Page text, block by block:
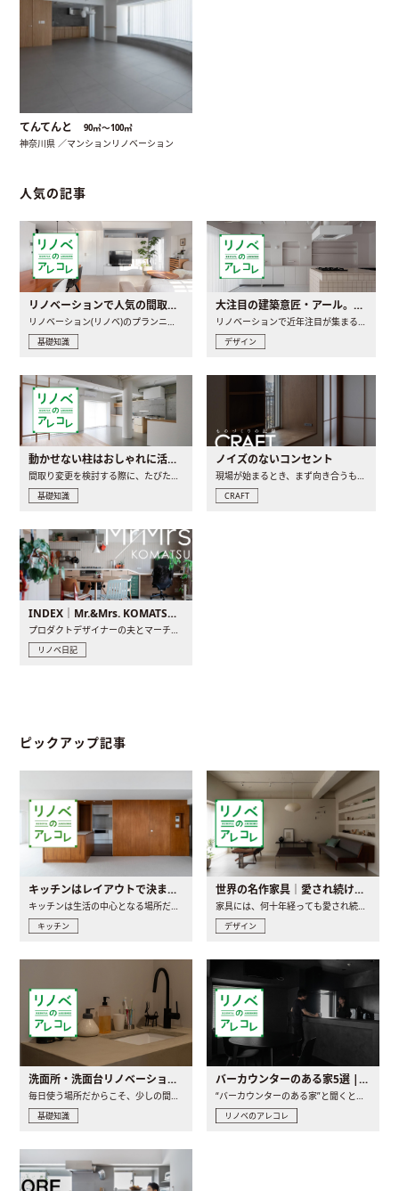
てんてんと 90㎡〜100㎡
神奈川県 ／マンションリノベーション
人気の記事
リノベーションで人気の間取りとは？トレンドの間取りと実例を徹底解説
リノベーション(リノベ)のプランニングで一番最初に決めるのは..
基礎知識
大注目の建築意匠・アール。人気の理由と空間に取り入れるポイント
リノベーションで近年注目が集まる建築意匠の一つであるアール..
デザイン
動かせない柱はおしゃれに活用！柱を魅せるリノベーション(リノベ)4選
間取り変更を検討する際に、たびたび皆さんの頭を悩ませる動か..
基礎知識
ノイズのないコンセント
現場が始まるとき、まず向き合うものの一つがコンセントです..
CRAFT
INDEX｜Mr.&Mrs. KOMATSU renovation diary
プロダクトデザイナーの夫とマーチャンダイザーの妻が、夫婦で..
リノベ日記
ピックアップ記事
キッチンはレイアウトで決まる。後悔しないための考え方と選び方
キッチンは生活の中心となる場所だからこそ、家の中のどこに置..
キッチン
世界の名作家具｜愛され続ける理由と一生モノとの出会い方
家具には、何十年経っても愛され続ける「名作」と呼ばれるもの..
デザイン
洗面所・洗面台リノベーションの事例と間取りアイデア
毎日使う場所だからこそ、少しの間取りの工夫や素材の選び方で..
基礎知識
バーカウンターのある家5選 | 日常に馴染む“距離の近い”キッチンとは
“バーカウンターのある家”と聞くと、少し特別な、大人のための..
リノベのアレコレ